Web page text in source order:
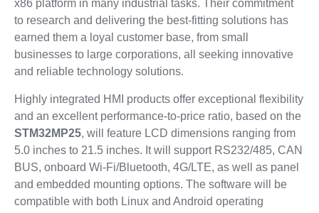
x86 platform in many industrial tasks. Their commitment
to research and delivering the best-fitting solutions has
earned them a loyal customer base, from small
businesses to large corporations, all seeking innovative
and reliable technology solutions.
Highly integrated HMI products offer exceptional flexibility
and an excellent performance-to-price ratio, based on the
STM32MP25, will feature LCD dimensions ranging from
5.0 inches to 21.5 inches. It will support RS232/485, CAN
BUS, onboard Wi-Fi/Bluetooth, 4G/LTE, as well as panel
and embedded mounting options. The software will be
compatible with both Linux and Android operating